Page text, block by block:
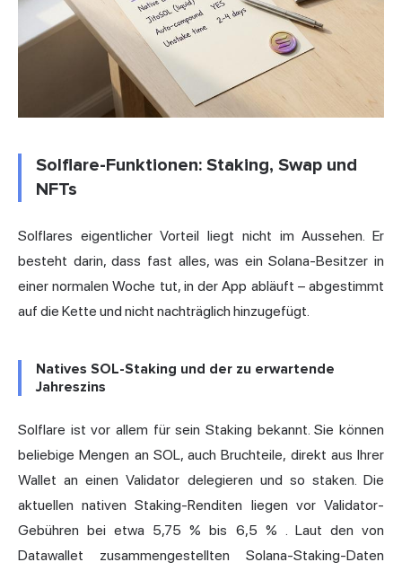
Solflare-Funktionen: Staking, Swap und
NFTs
Solflares eigentlicher Vorteil liegt nicht im Aussehen. Er
besteht darin, dass fast alles, was ein Solana-Besitzer in
einer normalen Woche tut, in der App abläuft – abgestimmt
auf die Kette und nicht nachträglich hinzugefügt.
Natives SOL-Staking und der zu erwartende
Jahreszins
Solflare ist vor allem für sein Staking bekannt. Sie können
beliebige Mengen an SOL, auch Bruchteile, direkt aus Ihrer
Wallet an einen Validator delegieren und so staken. Die
aktuellen nativen Staking-Renditen liegen vor Validator-
Gebühren bei etwa 5,75 % bis 6,5 % . Laut den von
Datawallet zusammengestellten Solana-Staking-Daten